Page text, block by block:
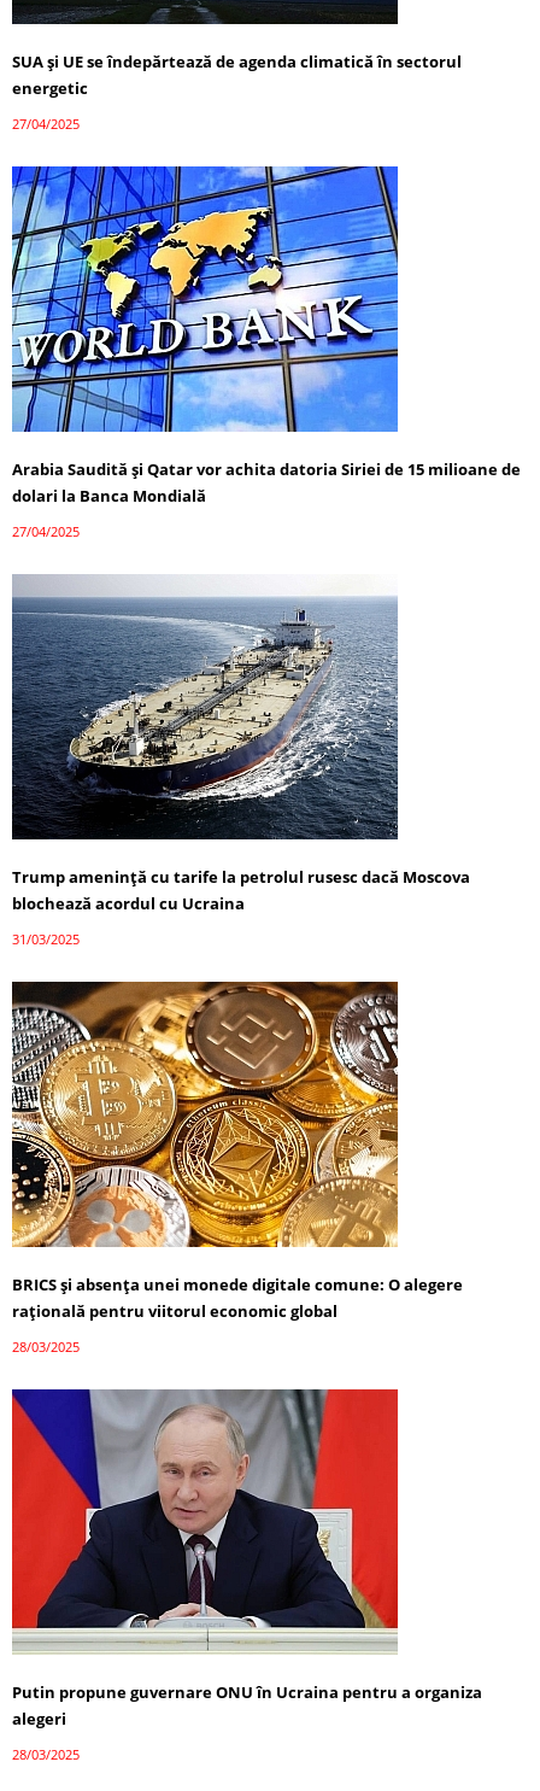
SUA și UE se îndepărtează de agenda climatică în sectorul
energetic
27/04/2025
Arabia Saudită și Qatar vor achita datoria Siriei de 15 milioane de
dolari la Banca Mondială
27/04/2025
Trump amenință cu tarife la petrolul rusesc dacă Moscova
blochează acordul cu Ucraina
31/03/2025
BRICS și absența unei monede digitale comune: O alegere
rațională pentru viitorul economic global
28/03/2025
Putin propune guvernare ONU în Ucraina pentru a organiza
alegeri
28/03/2025